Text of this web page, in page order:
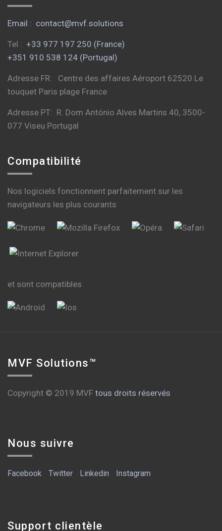
Email : contact@mvf.solutions
Tel : +33 977 197 250 (France)
+351 910 538 124 (Portugal)
Adresse FR: Centre des affaires Aéroport 62520 Le
touquet Paris plage France
Adresse PT: R. Dom António Alves Martins 40, 3500-
077 Viseu Portugal
Compatibilité
Nos logiciels fonctionnent parfaitement sur les
navigateurs les plus courants
et sont compatibles
MVF Solutions™
Copyright © 2019 MVF tous droits réservés
Nous suivre
Facebook Twitter Linkedin Instagram
Support clientèle